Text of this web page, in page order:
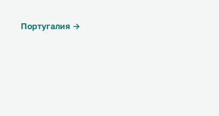
Португалия →